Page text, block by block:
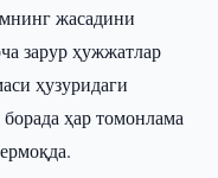
жасадини
зарур ҳужжатлар
ҳузуридаги
ҳар томонлама